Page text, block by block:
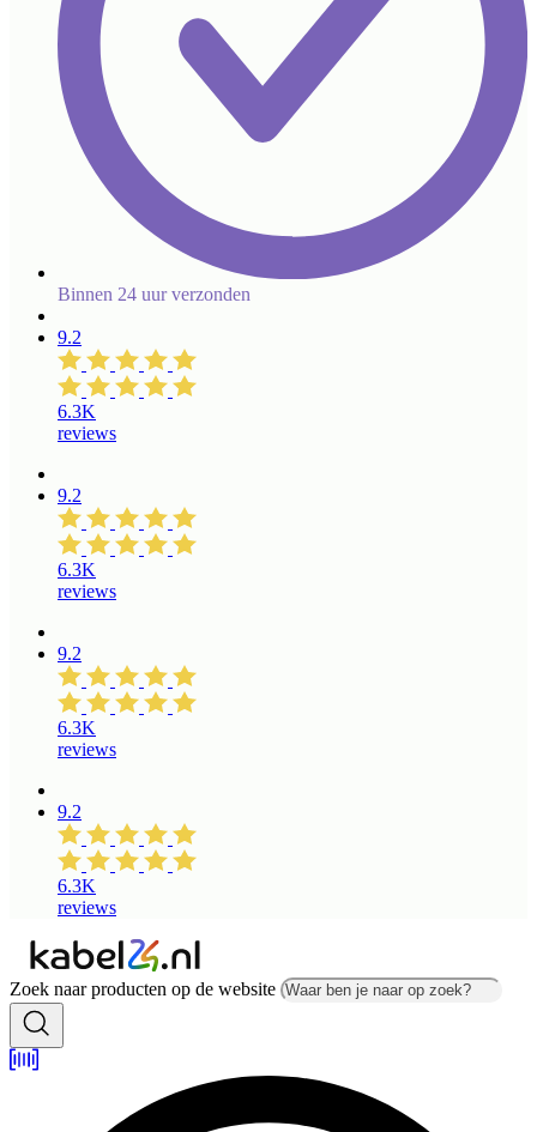
Binnen 24 uur verzonden
9.2
6.3K
reviews
9.2
6.3K
reviews
9.2
6.3K
reviews
9.2
6.3K
reviews
Zoek naar producten op de website